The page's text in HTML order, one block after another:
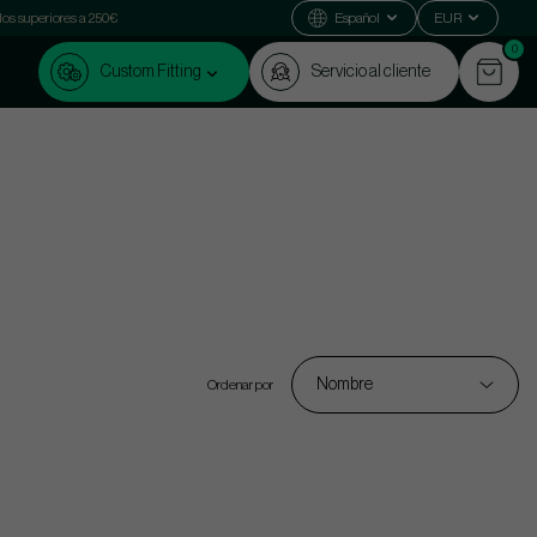
superiores a 250€ Español EUR
Custom Fitting Servicio al cliente
0
Ordenar por Nombre